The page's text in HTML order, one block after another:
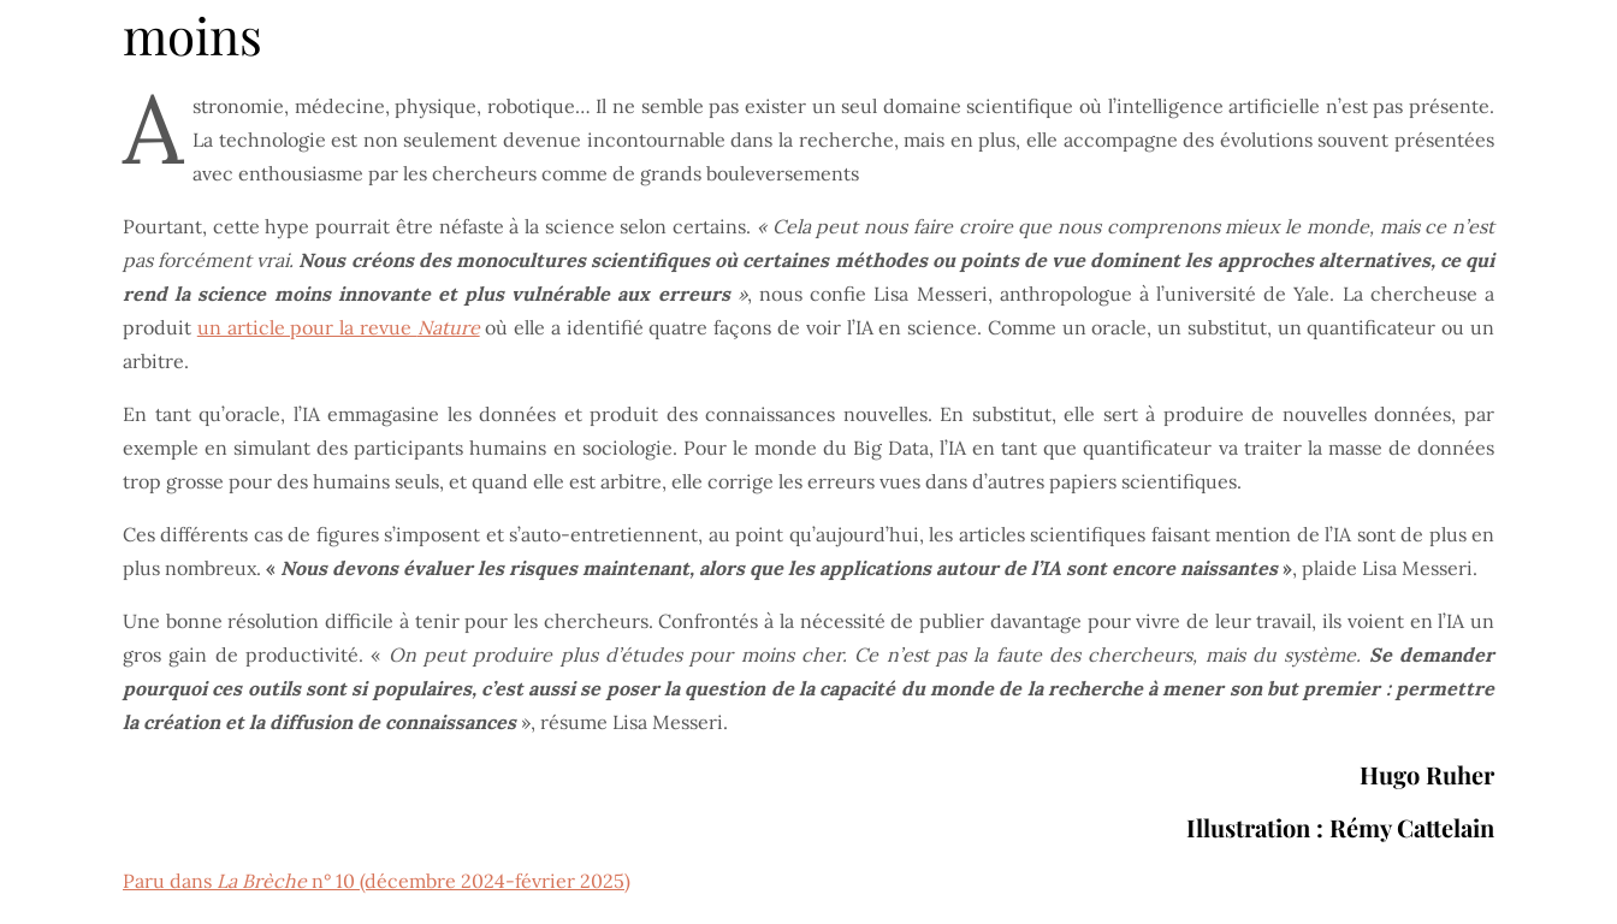
moins
A stronomie, médecine, physique, robotique… Il ne semble pas exister un seul domaine scientifique où l’intelligence artificielle n’est pas présente.
La technologie est non seulement devenue incontournable dans la recherche, mais en plus, elle accompagne des évolutions souvent présentées
avec enthousiasme par les chercheurs comme de grands bouleversements
Pourtant, cette hype pourrait être néfaste à la science selon certains. « Cela peut nous faire croire que nous comprenons mieux le monde, mais ce n’est
pas forcément vrai. Nous créons des monocultures scientifiques où certaines méthodes ou points de vue dominent les approches alternatives, ce qui
rend la science moins innovante et plus vulnérable aux erreurs», nous confie Lisa Messeri, anthropologue à l’université de Yale. La chercheuse a
produit un article pour la revue Natureoù elle a identifié quatre façons de voir l’IA en science. Comme un oracle, un substitut, un quantificateur ou un
arbitre.
En tant qu’oracle, l’IA emmagasine les données et produit des connaissances nouvelles. En substitut, elle sert à produire de nouvelles données, par
exemple en simulant des participants humains en sociologie. Pour le monde du Big Data, l’IA en tant que quantificateur va traiter la masse de données
trop grosse pour des humains seuls, et quand elle est arbitre, elle corrige les erreurs vues dans d’autres papiers scientifiques.
Ces différents cas de figures s’imposent et s’auto-entretiennent, au point qu’aujourd’hui, les articles scientifiques faisant mention de l’IA sont de plus en
plus nombreux. « Nous devons évaluer les risques maintenant, alors que les applications autour de l’IA sont encore naissantes», plaide Lisa Messeri.
Une bonne résolution difficile à tenir pour les chercheurs. Confrontés à la nécessité de publier davantage pour vivre de leur travail, ils voient en l’IA un
gros gain de productivité. « On peut produire plus d’études pour moins cher. Ce n’est pas la faute des chercheurs, mais du système. Se demander
pourquoi ces outils sont si populaires, c’est aussi se poser la question de la capacité du monde de la recherche à mener son but premier : permettre
la création et la diffusion de connaissances», résume Lisa Messeri.
Hugo Ruher
Illustration : Rémy Cattelain
Paru dans La Brèchen° 10 (décembre 2024-février 2025)